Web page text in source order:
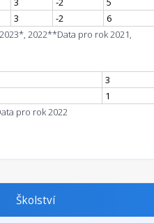
3 -2
6
2022**Data pro rok 2021,
3
1
pro rok 2022
Školství